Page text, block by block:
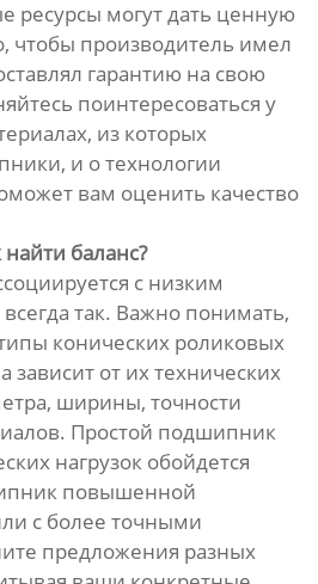
ресурсы могут дать ценную
производитель имел
гарантию на свою
поинтересоваться у
из которых
и о технологии
вам оценить качество
баланс?
с низким
так. Важно понимать,
конических роликовых
от их технических
ширины, точности
Простой подшипник
нагрузок обойдется
повышенной
с более точными
предложения разных